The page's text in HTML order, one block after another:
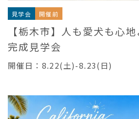
【栃木市】人も愛犬も心地
完成見学会
見学会 開催前
開催日：8.22(土)-8.23(日)